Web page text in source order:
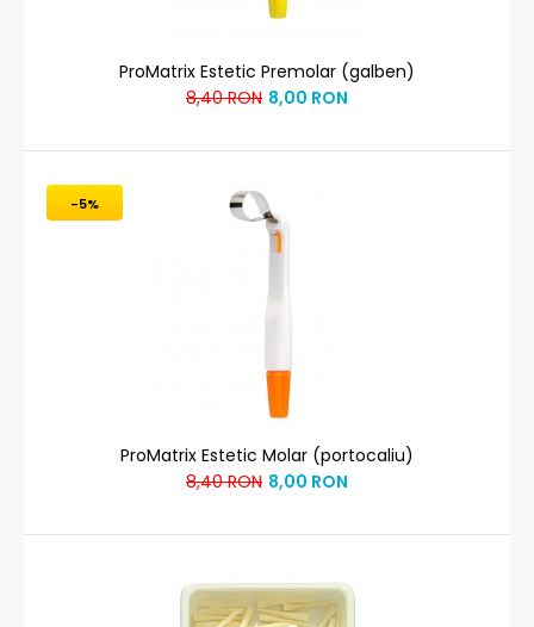
ProMatrix Estetic Premolar (galben)
8,40 RON 8,00 RON
-5%
ProMatrix Estetic Molar (portocaliu)
8,40 RON 8,00 RON